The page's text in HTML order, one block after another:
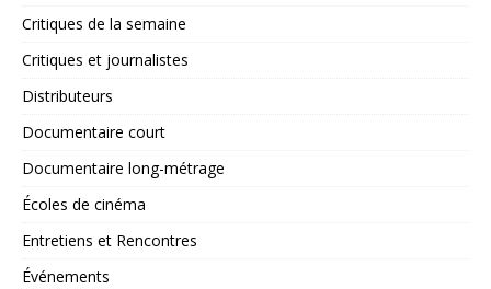
Critiques de la semaine
Critiques et journalistes
Distributeurs
Documentaire court
Documentaire long-métrage
Écoles de cinéma
Entretiens et Rencontres
Événements